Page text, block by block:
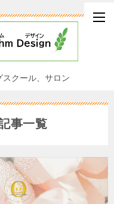
クール、サロン
事一覧